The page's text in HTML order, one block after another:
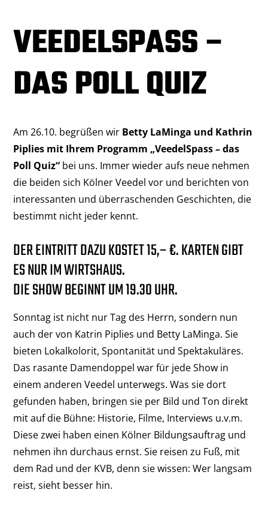
VEEDELSPASS –
DAS POLL QUIZ
Am 26.10. begrüßen wir Betty LaMinga und Kathrin
Piplies mit Ihrem Programm „VeedelSpass – das
Poll Quiz“ bei uns. Immer wieder aufs neue nehmen
die beiden sich Kölner Veedel vor und berichten von
interessanten und überraschenden Geschichten, die
bestimmt nicht jeder kennt.
DER EINTRITT DAZU KOSTET 15,– €. KARTEN GIBT
ES NUR IM WIRTSHAUS.
DIE SHOW BEGINNT UM 19.30 UHR.
Sonntag ist nicht nur Tag des Herrn, sondern nun
auch der von Katrin Piplies und Betty LaMinga. Sie
bieten Lokalkolorit, Spontanität und Spektakuläres.
Das rasante Damendoppel war für jede Show in
einem anderen Veedel unterwegs. Was sie dort
gefunden haben, bringen sie per Bild und Ton direkt
mit auf die Bühne: Historie, Filme, Interviews u.v.m.
Diese zwei haben einen Kölner Bildungsauftrag und
nehmen ihn durchaus ernst. Sie reisen zu Fuß, mit
dem Rad und der KVB, denn sie wissen: Wer langsam
reist, sieht besser hin.